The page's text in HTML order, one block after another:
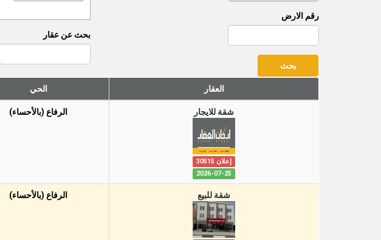
رقم الارض
بحث عن عقار
العقار الحي
شقة للايجار
إعلان 30515
2026-07-25
الرفاع (بالأحساء)
شقة للبيع الرفاع (بالأحساء)